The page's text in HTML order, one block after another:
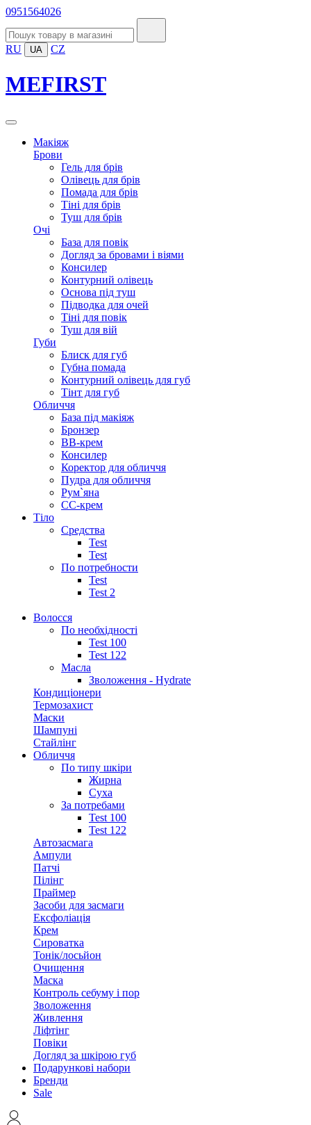
0951564026
RU UA CZ
MEFIRST
Макіяж
Брови
Гель для брів
Олівець для брів
Помада для брів
Тіні для брів
Туш для брів
Очі
База для повік
Догляд за бровами і віями
Консилер
Контурний олівець
Основа під туш
Підводка для очей
Тіні для повік
Туш для вій
Губи
Блиск для губ
Губна помада
Контурний олівець для губ
Тінт для губ
Обличчя
База під макіяж
Бронзер
ВВ-крем
Консилер
Коректор для обличчя
Пудра для обличчя
Рум`яна
СС-крем
Тіло
Средства
Test
Test
По потребности
Test
Test 2
Волосся
По необхідності
Test 100
Test 122
Масла
Зволоження - Hydrate
Кондиціонери
Термозахист
Маски
Шампуні
Стайлінг
Обличчя
По типу шкіри
Жирна
Суха
За потребами
Test 100
Test 122
Автозасмага
Ампули
Патчі
Пілінг
Праймер
Засоби для засмаги
Ексфоліація
Крем
Сироватка
Тонік/лосьйон
Очищення
Маска
Контроль себуму і пор
Зволоження
Живлення
Ліфтінг
Повіки
Догляд за шкірою губ
Подарункові набори
Бренди
Sale